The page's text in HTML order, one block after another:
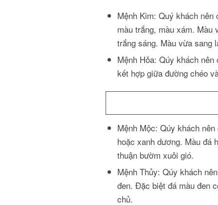
Mệnh Kim: Quý khách
màu trắng, màu xám. Màu
trắng sáng. Màu vừa sang
Mệnh Hỏa: Qúy khách
kết hợp giữa đường chéo
Mệnh Mộc: Qúy khách
hoặc xanh dương. Màu đá
thuận bườm xuôi gió.
Mệnh Thủy: Qúy khách
đen. Đặc biệt đá màu đen
chủ.